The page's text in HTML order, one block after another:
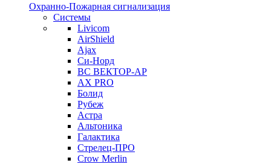
Охранно-Пожарная сигнализация
Системы
Livicom
AirShield
Ajax
Си-Норд
ВС ВЕКТОР-АР
AX PRO
Болид
Рубеж
Астра
Альтоника
Галактика
Стрелец-ПРО
Crow Merlin